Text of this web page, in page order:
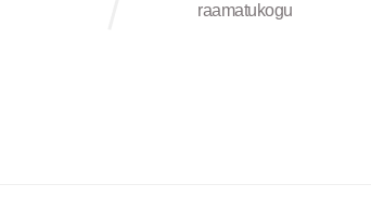
raamatukogu